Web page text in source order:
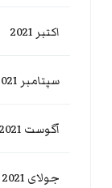
اکتبر 2021
سپتامبر 2021
آگوست 2021
جولای 2021